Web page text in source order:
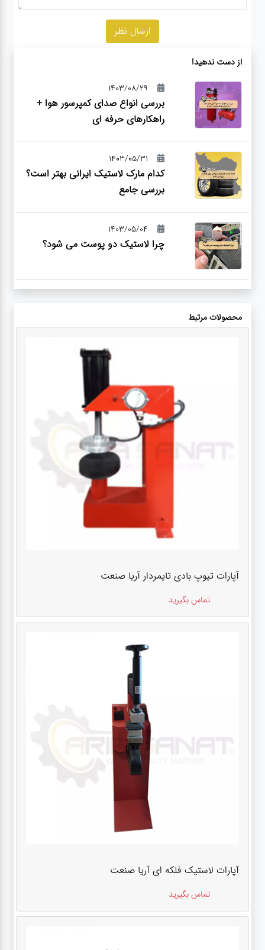
از دست ندهید!
1403/08/29
بررسی انواع صدای کمپرسور هوا +
راهکارهای حرفه ای
1403/05/31
کدام مارک لاستیک ایرانی بهتر است؟
بررسی جامع
1403/05/04
چرا لاستیک دو پوست می شود؟
محصولات مرتبط
آپارات تیوپ بادی تایمردار آریا صنعت
تماس بگیرید
آپارات لاستیک فلکه ای آریا صنعت
تماس بگیرید